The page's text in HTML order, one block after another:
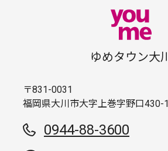
ゆめタウン大川
〒831-0031
福岡県大川市大字上巻字野口430-1
0944-88-3600